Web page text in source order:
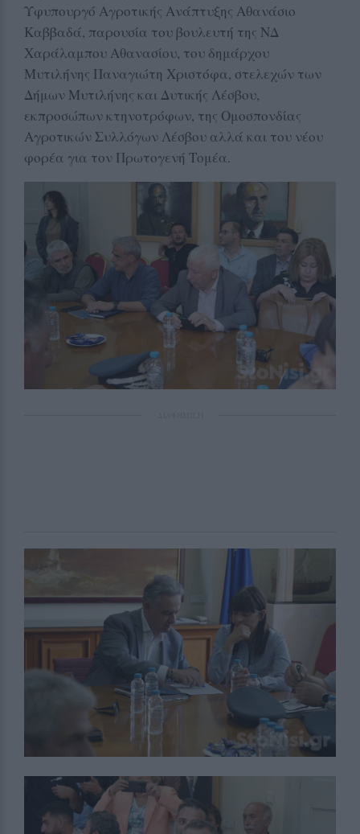
Υφυπουργό Αγροτικής Ανάπτυξης Αθανάσιο
Καββαδά, παρουσία του βουλευτή της ΝΔ
Χαράλαμπου Αθανασίου, του δημάρχου
Μυτιλήνης Παναγιώτη Χριστόφα, στελεχών των
Δήμων Μυτιλήνης και Δυτικής Λέσβου,
εκπροσώπων κτηνοτρόφων, της Ομοσπονδίας
Αγροτικών Συλλόγων Λέσβου αλλά και του νέου
φορέα για τον Πρωτογενή Τομέα.